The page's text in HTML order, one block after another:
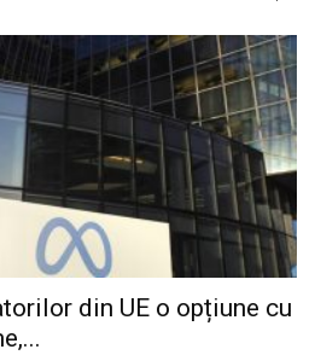
din UE o opțiune cu